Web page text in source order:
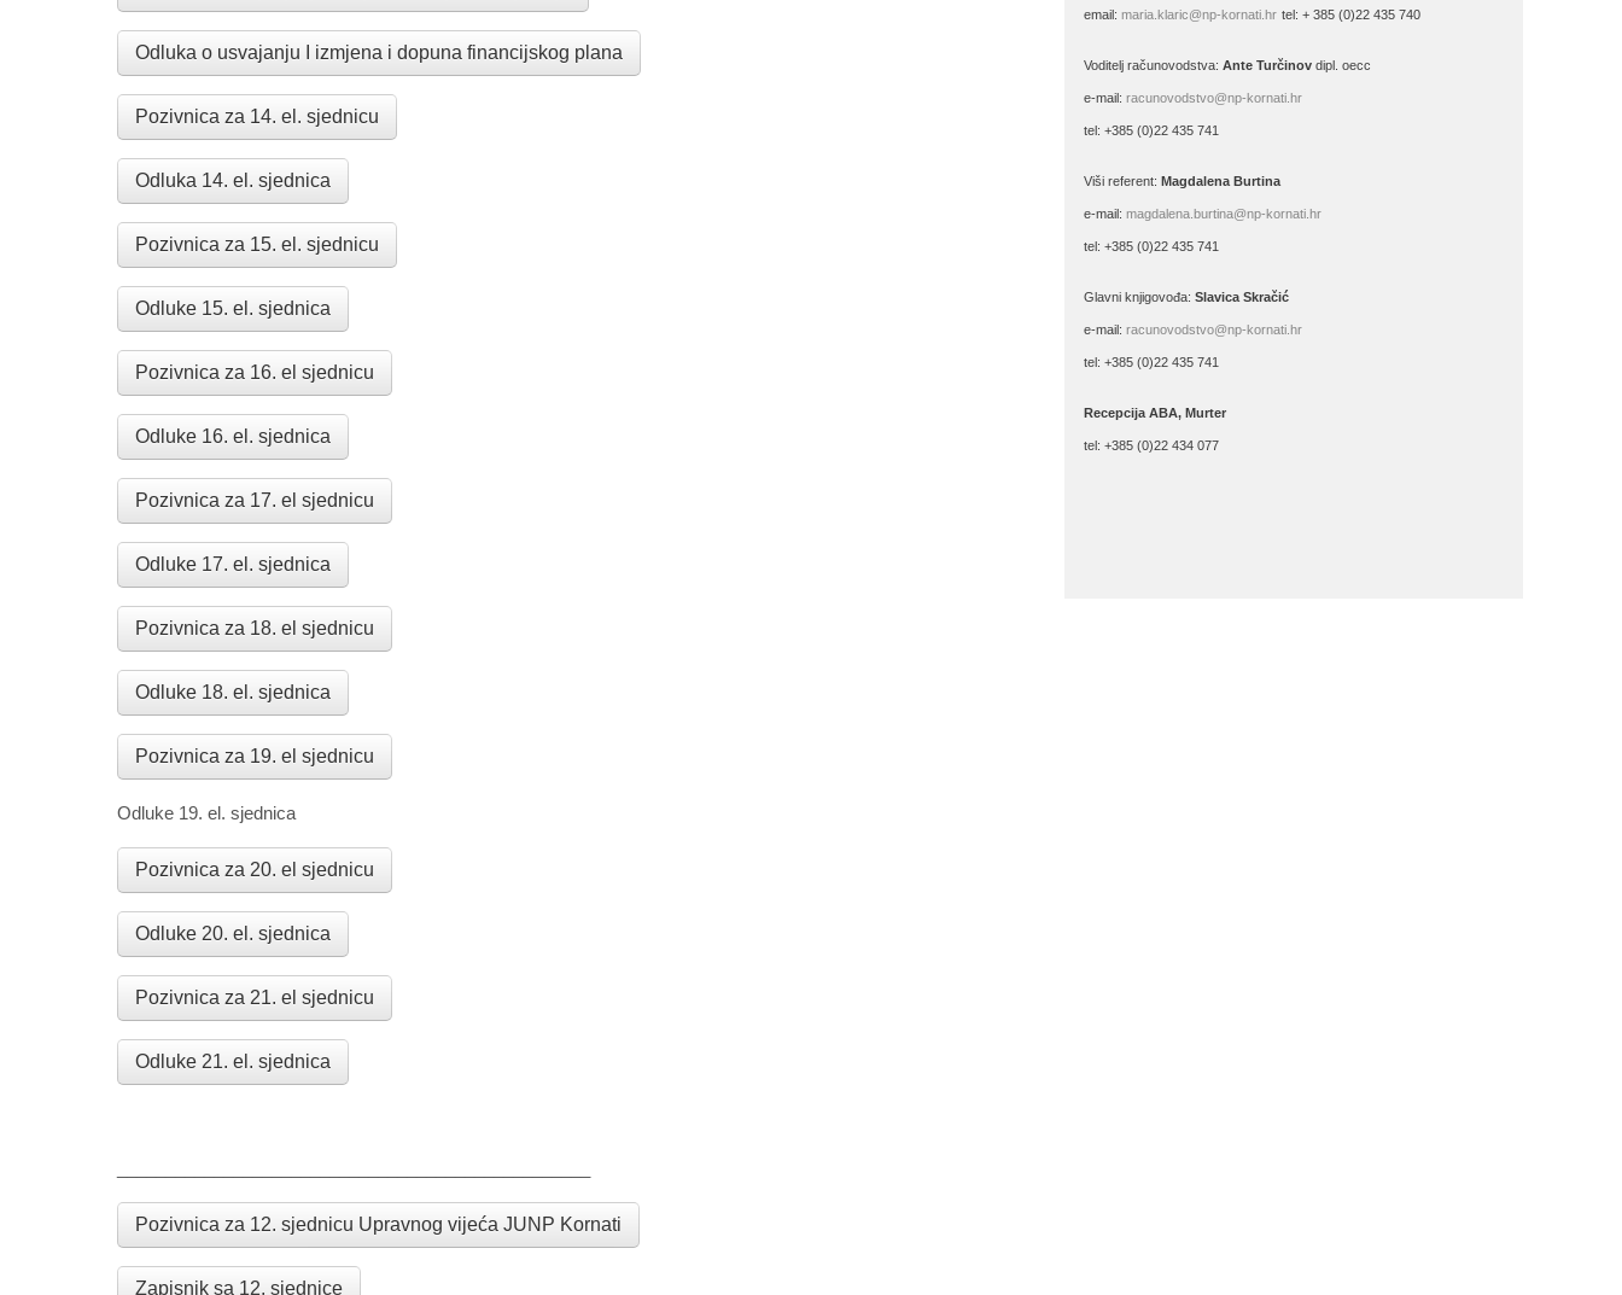
Odluka o usvajanju I izmjena i dopuna financijskog plana
Pozivnica za 14. el. sjednicu
Odluka 14. el. sjednica
Pozivnica za 15. el. sjednicu
Odluke 15. el. sjednica
Pozivnica za 16. el sjednicu
Odluke 16. el. sjednica
Pozivnica za 17. el sjednicu
Odluke 17. el. sjednica
Pozivnica za 18. el sjednicu
Odluke 18. el. sjednica
Pozivnica za 19. el sjednicu
Odluke 19. el. sjednica
Pozivnica za 20. el sjednicu
Odluke 20. el. sjednica
Pozivnica za 21. el sjednicu
Odluke 21. el. sjednica
Pozivnica za 12. sjednicu Upravnog vijeća JUNP Kornati
Zapisnik sa 12. sjednice
email: maria.klaric@np-kornati.hr tel: + 385 (0)22 435 740
Voditelj računovodstva: Ante Turčinov dipl. oecc
e-mail: racunovodstvo@np-kornati.hr
tel: +385 (0)22 435 741
Viši referent: Magdalena Burtina
e-mail: magdalena.burtina@np-kornati.hr
tel: +385 (0)22 435 741
Glavni knjigovođa: Slavica Skračić
e-mail: racunovodstvo@np-kornati.hr
tel: +385 (0)22 435 741
Recepcija ABA, Murter
tel: +385 (0)22 434 077